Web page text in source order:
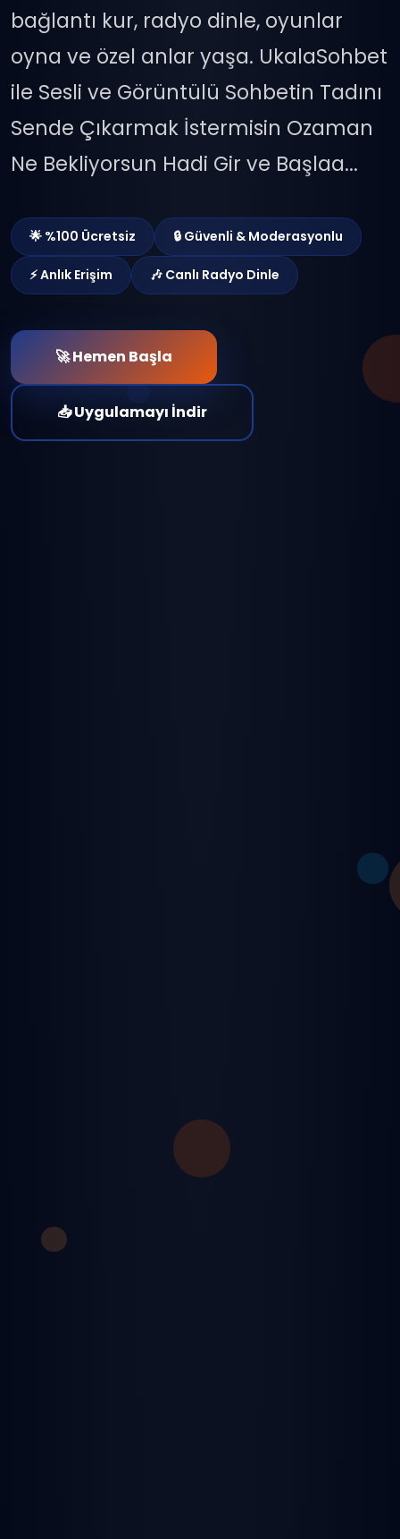
bağlantı kur, radyo dinle, oyunlar
oyna ve özel anlar yaşa. UkalaSohbet
ile Sesli ve Görüntülü Sohbetin Tadını
Sende Çıkarmak İstermisin Ozaman
Ne Bekliyorsun Hadi Gir ve Başlaa...
🌟 %100 Ücretsiz 🔒 Güvenli & Moderasyonlu
⚡ Anlık Erişim 🎶 Canlı Radyo Dinle
🚀 Hemen Başla
📥 Uygulamayı İndir